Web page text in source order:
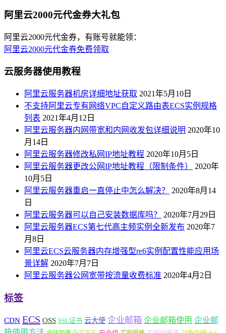
阿里云2000元代金券大礼包
阿里云2000元代金券，有账号就能领：
阿里云2000元代金券免费领取
云服务器使用教程
阿里云服务器机房详细地址获取 2021年5月10日
不支持阿里云专有网络VPC自定义路由表ECS实例规格
列表 2021年4月12日
阿里云服务器内网带宽和内网收发包详细说明 2020年10
月14日
阿里云服务器修改私网IP地址教程 2020年10月5日
阿里云服务器更改公网IP地址教程（限制条件）
2020年
10月5日
阿里云服务器重启一直停止中怎么解决？
2020年8月14
日
阿里云服务器可以自己安装数据库吗？
2020年7月29日
阿里云服务器ECS第七代高主频实例全新发布 2020年7
月8日
阿里云ECS云服务器内存增强型re6实例配置性能应用场
景详解 2020年7月7日
阿里云服务器公网宽带按流量收费标准 2020年4月2日
标签
CDN ECS OSS SSL证书 云大使 企业邮箱 企业邮箱使用 企业邮